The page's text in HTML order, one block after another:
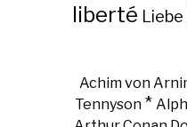
liberté Liebe
Achim von
Tennyson *